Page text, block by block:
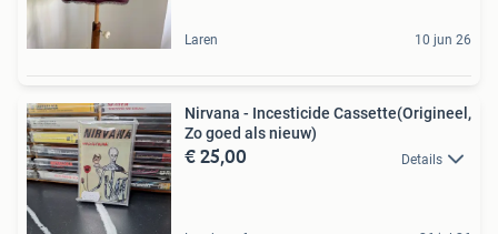
Laren 10 jun 26
Nirvana - Incesticide Cassette(Origineel,
Zo goed als nieuw)
€ 25,00 Details